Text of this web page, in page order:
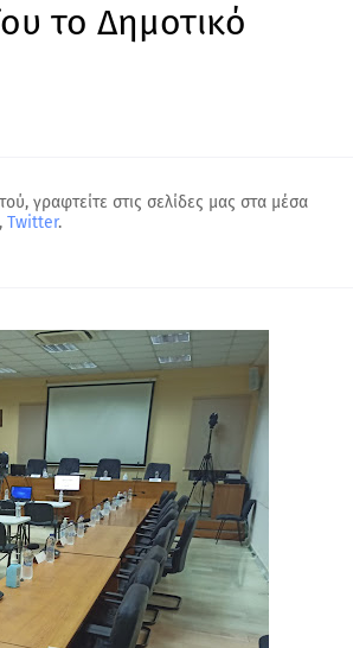
το Δημοτικό
γραφτείτε στις σελίδες μας στα μέσα
, Twitter.